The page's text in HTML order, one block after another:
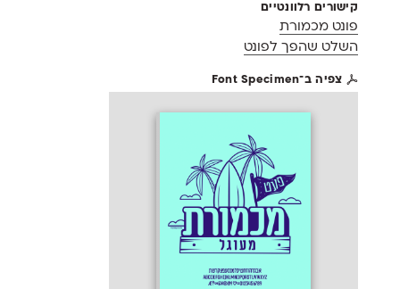
קישורים רלוונטיים
פונט מכמורת
השלט שהפך לפונט
צפיה ב־Font Specimen